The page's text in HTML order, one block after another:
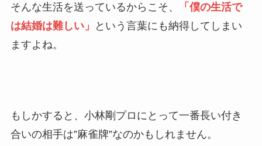
そんな生活を送っているからこそ、
「僕の生活で
は結婚は難しい」
という言葉にも納得してしまい
ますよね。
もしかすると、小林剛プロにとって一番長い付き
合いの相手は”麻雀牌”なのかもしれません。